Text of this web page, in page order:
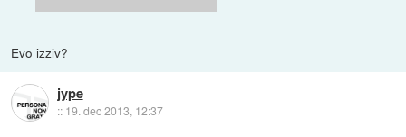
Evo izziv?
jype
:: 19. dec 2013, 12:37